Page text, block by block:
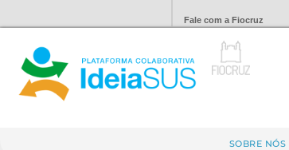
Fale com a Fiocruz
SOBRE NÓS